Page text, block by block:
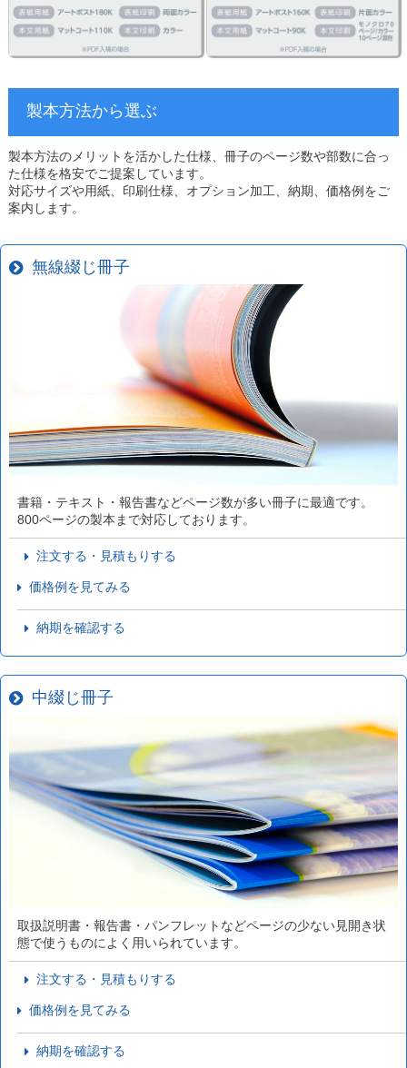
製本方法から選ぶ
製本方法のメリットを活かした仕様、冊子のページ数や部数に合っ
た仕様を格安でご提案しています。
対応サイズや用紙、印刷仕様、オプション加工、納期、価格例をご
案内します。
無線綴じ冊子
書籍・テキスト・報告書などページ数が多い冊子に最適です。
800ページの製本まで対応しております。
注文する・見積もりする
価格例を見てみる
納期を確認する
中綴じ冊子
取扱説明書・報告書・パンフレットなどページの少ない見開き状
態で使うものによく用いられています。
注文する・見積もりする
価格例を見てみる
納期を確認する